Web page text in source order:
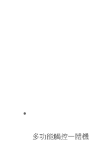
多功能觸控一體機